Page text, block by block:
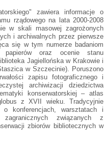
zawiera informacje o
rządowego na lata 2000-2008
w skali masowej zagrożonych
i archiwalnych przez pierwsze
się w tym numerze badaniom
papierów oraz ocenie stanu
Jagiellońska w Krakowie i
w Szczecinie). Poruszono
zapisu fotograficznego i
archiwizacji dziedzictwa
konserwatorskiej – atlas
z XVII wieku. Tradycyjnie
konferencjach, warsztatach i
związanych z
zbiorów bibliotecznych w